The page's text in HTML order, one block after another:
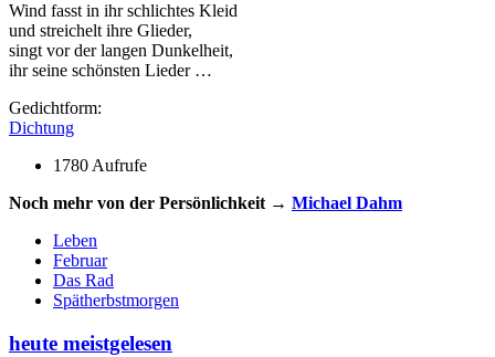
Wind fasst in ihr schlichtes Kleid
und streichelt ihre Glieder,
singt vor der langen Dunkelheit,
ihr seine schönsten Lieder …
Gedichtform:
Dichtung
1780 Aufrufe
Noch mehr von der Persönlichkeit → Michael Dahm
Leben
Februar
Das Rad
Spätherbstmorgen
heute meistgelesen